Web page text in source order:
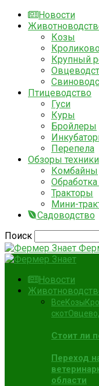
Новости
Козы
Крупный
Птицеводство
Гуси
Куры
Бройлеры
Перепела
Обзоры техники
Комбайны
Тракторы
Мини-
Садоводство
Поиск
Новости
ВсеКозы
скот
Стоит ли
Переход
области